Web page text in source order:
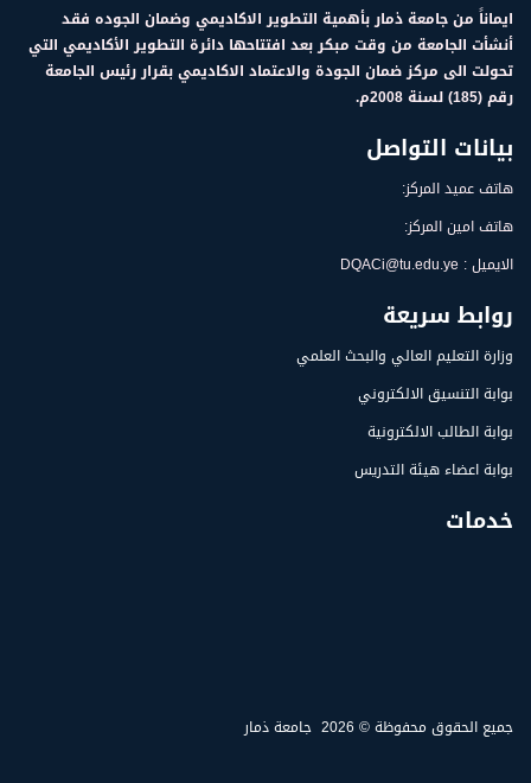
ايماناً من جامعة ذمار بأهمية التطوير الاكاديمي وضمان الجوده فقد
أنشأت الجامعة من وقت مبكر بعد افتتاحها دائرة التطوير الأكاديمي التي
تحولت الى مركز ضمان الجودة والاعتماد الاكاديمي بقرار رئيس الجامعة
رقم (185) لسنة 2008م.
بيانات التواصل
هاتف عميد المركز:
هاتف امين المركز:
الايميل : DQACi@tu.edu.ye
روابط سريعة
وزارة التعليم العالي والبحث العلمي
بوابة التنسيق الالكتروني
بوابة الطالب الالكترونية
بوابة اعضاء هيئة التدريس
خدمات
جميع الحقوق محفوظة © 2026 جامعة ذمار